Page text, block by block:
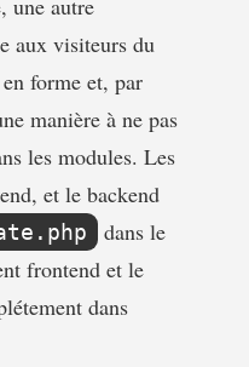
une autre
aux visiteurs du
forme et, par
manière à ne pas
les modules. Les
et le backend
dans le
frontend et le
dans